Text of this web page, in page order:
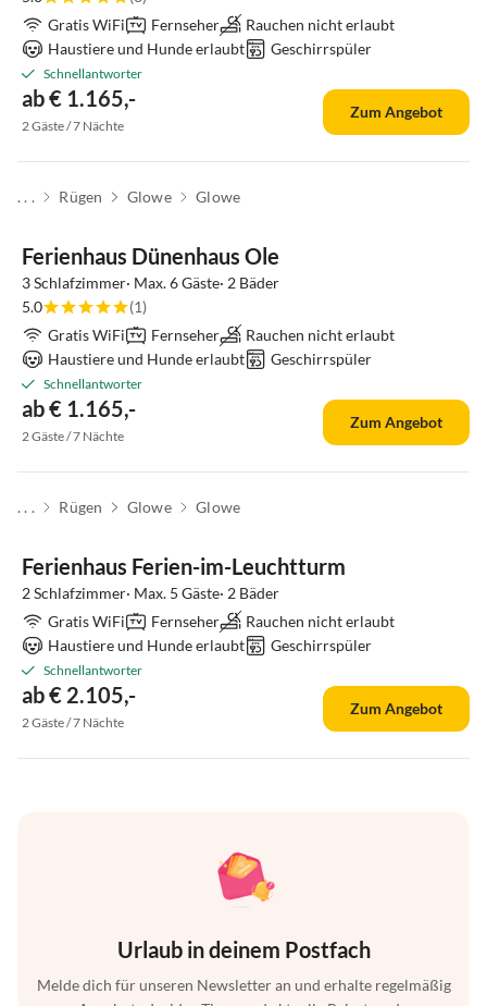
Gratis WiFi
Fernseher
Rauchen nicht erlaubt
Haustiere und Hunde erlaubt
Geschirrspüler
Schnellantworter
ab € 1.165,-
2 Gäste / 7 Nächte
Zum Angebot
. . . Rügen Glowe Glowe
Ferienhaus Dünenhaus Ole
3 Schlafzimmer· Max. 6 Gäste· 2 Bäder
5.0
(1)
Gratis WiFi
Fernseher
Rauchen nicht erlaubt
Haustiere und Hunde erlaubt
Geschirrspüler
Schnellantworter
ab € 1.165,-
2 Gäste / 7 Nächte
Zum Angebot
. . . Rügen Glowe Glowe
Ferienhaus Ferien-im-Leuchtturm
2 Schlafzimmer· Max. 5 Gäste· 2 Bäder
Gratis WiFi
Fernseher
Rauchen nicht erlaubt
Haustiere und Hunde erlaubt
Geschirrspüler
Schnellantworter
ab € 2.105,-
2 Gäste / 7 Nächte
Zum Angebot
Urlaub in deinem Postfach
Melde dich für unseren Newsletter an und erhalte regelmäßig